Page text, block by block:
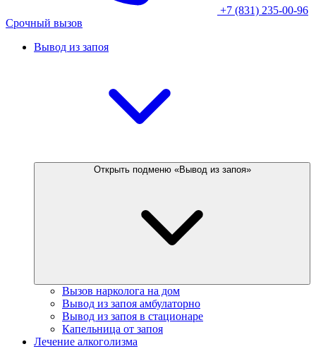
+7 (831) 235-00-96
Срочный вызов
Вывод из запоя
Открыть подменю «Вывод из запоя»
Вызов нарколога на дом
Вывод из запоя амбулаторно
Вывод из запоя в стационаре
Капельница от запоя
Лечение алкоголизма